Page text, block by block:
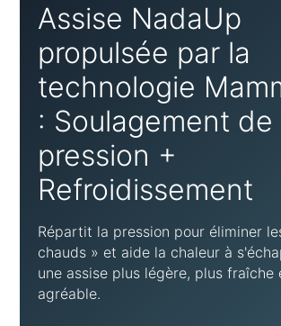
Assise NadaUp
propulsée par la
technologie
: Soulagement de
pression +
Refroidissement
Répartit la pression pour éliminer
chauds » et aide la chaleur à
une assise plus légère, plus fraîche
agréable.